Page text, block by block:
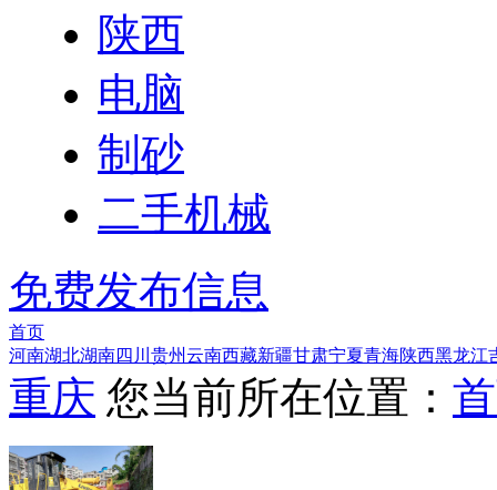
陕西
电脑
制砂
二手机械
免费发布信息
首页
河南湖北湖南四川 贵州云南西藏新疆甘肃宁夏青海陕西黑龙江
重庆 您当前所在位置：